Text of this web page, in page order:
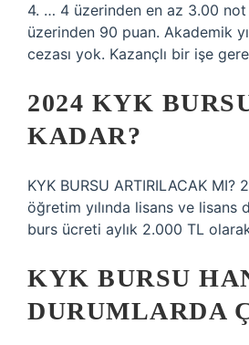
4. … 4 üzerinden en az 3.00 not
üzerinden 90 puan. Akademik
cezası yok. Kazançlı bir işe
2024 KYK
KADAR?
KYK BURSU ARTIRILACAK
öğretim yılında lisans ve lisans
burs ücreti aylık 2.000 TL
KYK BURSU
DURUMLARDA